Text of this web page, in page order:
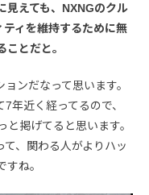
えても、NXNGのクル
ィを維持するために無
とだと。
ンだなって思います。
年近く経ってるので、
と掲げてると思います。
、関わる人がよりハッ
ね。